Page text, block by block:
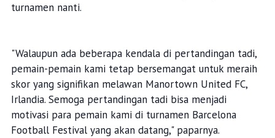
turnamen nanti.
"Walaupun ada beberapa kendala di pertandingan tadi,
pemain-pemain kami tetap bersemangat untuk meraih
skor yang signifikan melawan Manortown United FC,
Irlandia. Semoga pertandingan tadi bisa menjadi
motivasi para pemain kami di turnamen Barcelona
Football Festival yang akan datang," paparnya.